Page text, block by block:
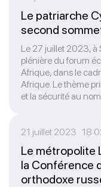
Le patriarche
second
Le 27 juillet 2023, à
plénière du forum
Afrique, dans le
Afrique. Le thème
et la sécurité au
21 juillet 2023
Le métropolite
la Conférence
orthodoxe